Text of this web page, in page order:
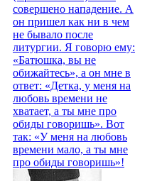
совершено нападение. А
он пришел как ни в чем
не бывало после
литургии. Я говорю ему:
«Батюшка, вы не
обижайтесь», а он мне в
ответ: «Детка, у меня на
любовь времени не
хватает, а ты мне про
обиды говоришь». Вот
так: «У меня на любовь
времени мало, а ты мне
про обиды говоришь»!